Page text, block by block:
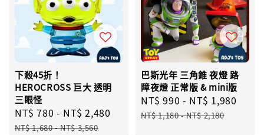
下殺45折！
HEROCROSS 巨大 透明
三眼怪
Sale
price
NT$ 780 - NT$ 2,480
Regular
NT$ 1,680-NT$ 3,560
巴斯光年 三角錐 夜燈 路
障夜燈 正常版 & mini版
Sale
price
NT$ 990 - NT$ 1,980
NT$ 1,180-NT$ 2,180